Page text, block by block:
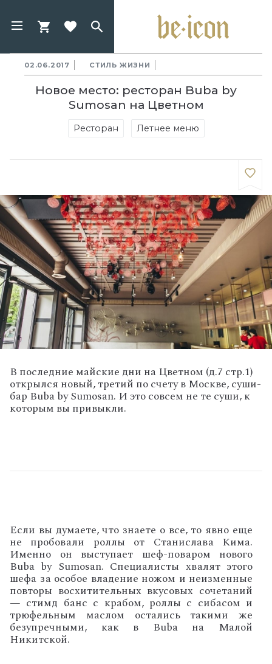
02.06.2017 СТИЛЬ ЖИЗНИ
Новое место: ресторан Buba by
Sumosan на Цветном
Ресторан Летнее меню
В последние майские дни на Цветном (д.7 стр.1)
открылся новый, третий по счету в Москве, суши-
бар Buba by Sumosan. И это совсем не те суши, к
которым вы привыкли.
Если вы думаете, что знаете о все, то явно еще
не пробовали роллы от Станислава Кима.
Именно он выступает шеф-поваром нового
Buba by Sumosan. Специалисты хвалят этого
шефа за особое владение ножом и неизменные
повторы восхитительных вкусовых сочетаний
— стимд банс с крабом, роллы с сибасом и
трюфельным маслом остались такими же
безупречными, как в Buba на Малой
Никитской.